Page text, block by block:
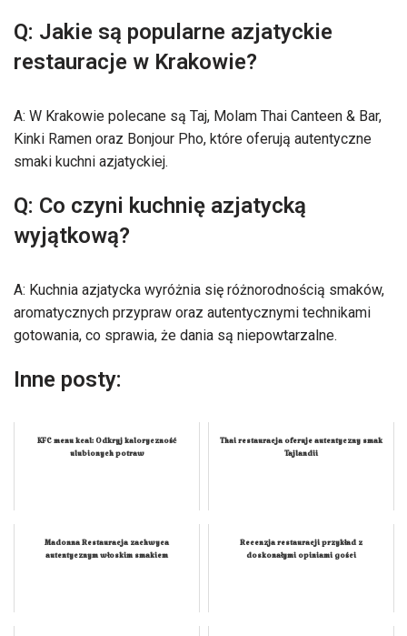
Q: Jakie są popularne azjatyckie
restauracje w Krakowie?
A: W Krakowie polecane są Taj, Molam Thai Canteen & Bar,
Kinki Ramen oraz Bonjour Pho, które oferują autentyczne
smaki kuchni azjatyckiej.
Q: Co czyni kuchnię azjatycką
wyjątkową?
A: Kuchnia azjatycka wyróżnia się różnorodnością smaków,
aromatycznych przypraw oraz autentycznymi technikami
gotowania, co sprawia, że dania są niepowtarzalne.
Inne posty:
KFC menu kcal: Odkryj kaloryczność
ulubionych potraw
Thai restauracja oferuje autentyczny smak
Tajlandii
Madonna Restauracja zachwyca
autentycznym włoskim smakiem
Recenzja restauracji przykład z
doskonałymi opiniami gości